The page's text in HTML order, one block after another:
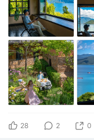
28 2 0